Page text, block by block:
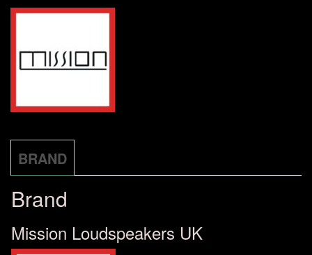
BRAND
Brand
Mission Loudspeakers UK